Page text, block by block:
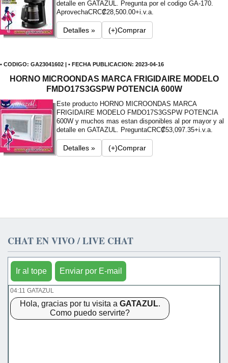
detalle en GATAZUL. Pregunta por el codigo GA-170.
AprovechaCRC₡28,500.00+i.v.a.
Detalles » (+)Comprar
• CODIGO: GA23041602 | • FECHA PUBLICACION: 2023-04-16
HORNO MICROONDAS MARCA FRIGIDAIRE MODELO
FMDO17S3GSPW POTENCIA 600W
Este producto HORNO MICROONDAS MARCA
FRIGIDAIRE MODELO FMDO17S3GSPW POTENCIA
600W y muchos mas estan disponibles al por mayor y al
detalle en GATAZUL. PreguntaCRC₡53,097.35+i.v.a.
Detalles » (+)Comprar
CHAT EN VIVO / LIVE CHAT
Ir al tope Enviar por E-mail
04:11 GATAZUL
Hola, gracias por tu visita a GATAZUL.
Como puedo servirte?